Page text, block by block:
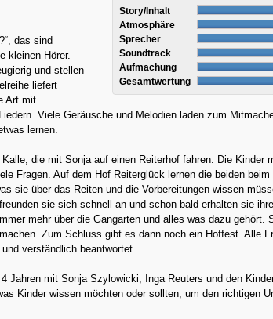
Story/Inhalt
Atmosphäre
Sprecher
Soundtrack
Aufmachung
Gesamtwertung
das sind
kleinen Hörer.
und stellen
liefert
Art mit
Viele Geräusche und Melodien laden zum
lernen.
die mit Sonja auf einen Reiterhof fahren. Die Kinder
Fragen. Auf dem Hof Reiterglück lernen die beiden beim
sie über das Reiten und die Vorbereitungen wissen
sie sich schnell an und schon bald erhalten sie
mehr über die Gangarten und alles was dazu gehört.
Zum Schluss gibt es dann noch ein Hoffest. Alle
verständlich beantwortet.
Jahren mit Sonja Szylowicki, Inga Reuters und den
Kinder wissen möchten oder sollten, um den richtigen